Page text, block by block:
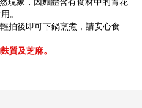
。
拍後即可下鍋烹煮，請安心食
質及芝麻。